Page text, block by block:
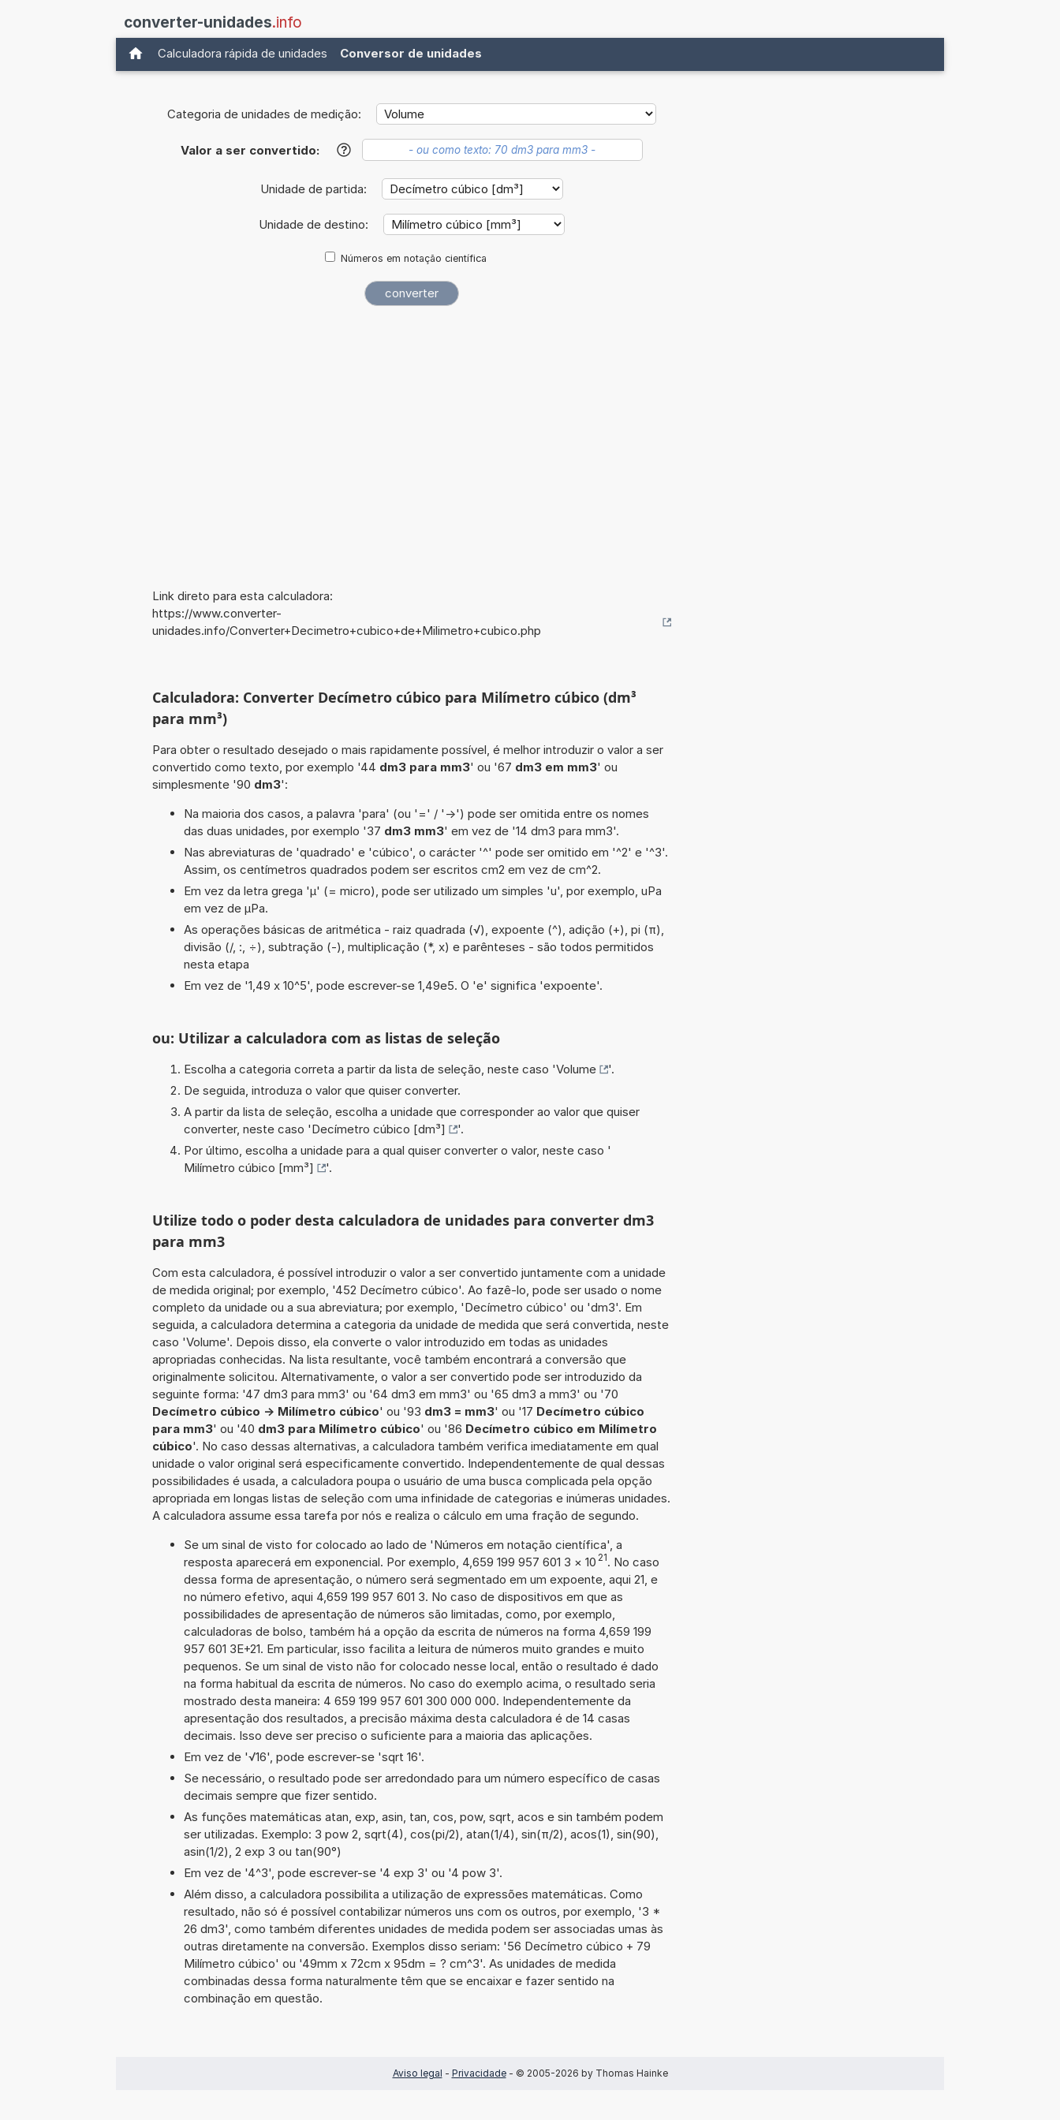
converter-unidades.info
Calculadora rápida de unidades Conversor de unidades
Categoria de unidades de medição:
Valor a ser convertido: ?
Unidade de partida:
Unidade de destino:
Números em notação científica
Link direto para esta calculadora:
https://www.converter-
unidades.info/Converter+Decimetro+cubico+de+Milimetro+cubico.php
Calculadora: Converter Decímetro cúbico para Milímetro cúbico (dm³
para mm³)
Para obter o resultado desejado o mais rapidamente possível, é melhor introduzir o valor a ser
convertido como texto, por exemplo '44 dm3 para mm3' ou '67 dm3 em mm3' ou
simplesmente '90 dm3':
Na maioria dos casos, a palavra 'para' (ou '=' / '->') pode ser omitida entre os nomes
das duas unidades, por exemplo '37 dm3 mm3' em vez de '14 dm3 para mm3'.
Nas abreviaturas de 'quadrado' e 'cúbico', o carácter '^' pode ser omitido em '^2' e '^3'.
Assim, os centímetros quadrados podem ser escritos cm2 em vez de cm^2.
Em vez da letra grega 'µ' (= micro), pode ser utilizado um simples 'u', por exemplo, uPa
em vez de µPa.
As operações básicas de aritmética - raiz quadrada (√), expoente (^), adição (+), pi (π),
divisão (/, :, ÷), subtração (-), multiplicação (*, x) e parênteses - são todos permitidos
nesta etapa
Em vez de '1,49 x 10^5', pode escrever-se 1,49e5. O 'e' significa 'expoente'.
ou: Utilizar a calculadora com as listas de seleção
Escolha a categoria correta a partir da lista de seleção, neste caso 'Volume
'.
De seguida, introduza o valor que quiser converter.
A partir da lista de seleção, escolha a unidade que corresponder ao valor que quiser
converter, neste caso 'Decímetro cúbico [dm³]
'.
Por último, escolha a unidade para a qual quiser converter o valor, neste caso '
Milímetro cúbico [mm³]
'.
Utilize todo o poder desta calculadora de unidades para converter dm3
para mm3
Com esta calculadora, é possível introduzir o valor a ser convertido juntamente com a unidade
de medida original; por exemplo, '452 Decímetro cúbico'. Ao fazê-lo, pode ser usado o nome
completo da unidade ou a sua abreviatura; por exemplo, 'Decímetro cúbico' ou 'dm3'. Em
seguida, a calculadora determina a categoria da unidade de medida que será convertida, neste
caso 'Volume'. Depois disso, ela converte o valor introduzido em todas as unidades
apropriadas conhecidas. Na lista resultante, você também encontrará a conversão que
originalmente solicitou. Alternativamente, o valor a ser convertido pode ser introduzido da
seguinte forma: '47 dm3 para mm3' ou '64 dm3 em mm3' ou '65 dm3 a mm3' ou '70
Decímetro cúbico -> Milímetro cúbico' ou '93 dm3 = mm3' ou '17 Decímetro cúbico
para mm3' ou '40 dm3 para Milímetro cúbico' ou '86 Decímetro cúbico em Milímetro
cúbico'. No caso dessas alternativas, a calculadora também verifica imediatamente em qual
unidade o valor original será especificamente convertido. Independentemente de qual dessas
possibilidades é usada, a calculadora poupa o usuário de uma busca complicada pela opção
apropriada em longas listas de seleção com uma infinidade de categorias e inúmeras unidades.
A calculadora assume essa tarefa por nós e realiza o cálculo em uma fração de segundo.
Se um sinal de visto for colocado ao lado de 'Números em notação científica', a
resposta aparecerá em exponencial. Por exemplo, 4,659 199 957 601 3 × 10 21. No caso
dessa forma de apresentação, o número será segmentado em um expoente, aqui 21, e
no número efetivo, aqui 4,659 199 957 601 3. No caso de dispositivos em que as
possibilidades de apresentação de números são limitadas, como, por exemplo,
calculadoras de bolso, também há a opção da escrita de números na forma 4,659 199
957 601 3E+21. Em particular, isso facilita a leitura de números muito grandes e muito
pequenos. Se um sinal de visto não for colocado nesse local, então o resultado é dado
na forma habitual da escrita de números. No caso do exemplo acima, o resultado seria
mostrado desta maneira: 4 659 199 957 601 300 000 000. Independentemente da
apresentação dos resultados, a precisão máxima desta calculadora é de 14 casas
decimais. Isso deve ser preciso o suficiente para a maioria das aplicações.
Em vez de '√16', pode escrever-se 'sqrt 16'.
Se necessário, o resultado pode ser arredondado para um número específico de casas
decimais sempre que fizer sentido.
As funções matemáticas atan, exp, asin, tan, cos, pow, sqrt, acos e sin também podem
ser utilizadas. Exemplo: 3 pow 2, sqrt(4), cos(pi/2), atan(1/4), sin(π/2), acos(1), sin(90),
asin(1/2), 2 exp 3 ou tan(90°)
Em vez de '4^3', pode escrever-se '4 exp 3' ou '4 pow 3'.
Além disso, a calculadora possibilita a utilização de expressões matemáticas. Como
resultado, não só é possível contabilizar números uns com os outros, por exemplo, '3 *
26 dm3', como também diferentes unidades de medida podem ser associadas umas às
outras diretamente na conversão. Exemplos disso seriam: '56 Decímetro cúbico + 79
Milímetro cúbico' ou '49mm x 72cm x 95dm = ? cm^3'. As unidades de medida
combinadas dessa forma naturalmente têm que se encaixar e fazer sentido na
combinação em questão.
Aviso legal - Privacidade- © 2005-2026 by Thomas Hainke